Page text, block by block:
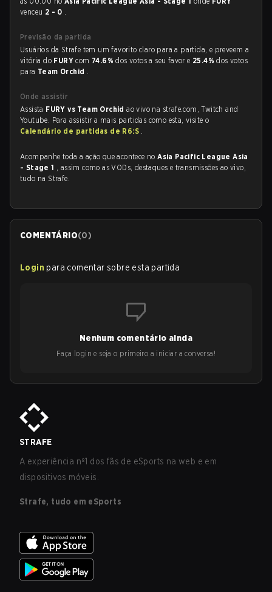
venceu 2 - 0 .
Previsão da partida
Usuários da Strafe tem um favorito claro para a partida, e preveem a
vitória do FURYcom 74.6%dos votos a seu favor e 25.4%dos votos
para Team Orchid .
Onde assistir
Assista FURY vs Team Orchidao vivo na strafe.com, Twitch and
Youtube. Para assistir a mais partidas como esta, visite o
Calendário de partidas de R6:S .
Acompanhe toda a ação que acontece noAsia Pacific League Asia
- Stage 1 , assim como as VODs, destaques e transmissões ao vivo,
tudo na Strafe.
COMENTÁRIO(0)
Login para comentar sobre esta partida
Nenhum comentário ainda
Faça login e seja o primeiro a iniciar a conversa!
STRAFE
A experiência nº1 dos fãs de eSports na web e em
dispositivos móveis.
Strafe, tudo em eSports